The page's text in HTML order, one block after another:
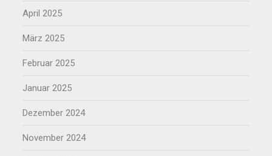
April 2025
März 2025
Februar 2025
Januar 2025
Dezember 2024
November 2024